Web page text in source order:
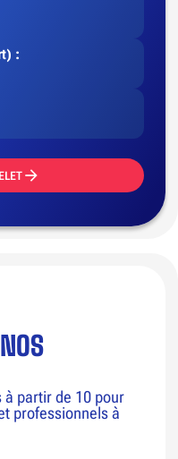
:
à partir de 10 pour
professionnels à